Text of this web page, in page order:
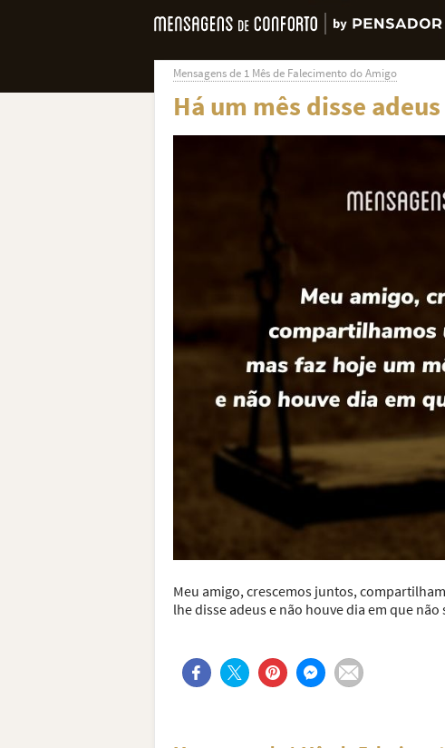
Mensagens de 1 Mês de Falecimento do Amigo
Há um mês disse
Meu amigo, crescemos juntos,
lhe disse adeus e não houve dia em que não